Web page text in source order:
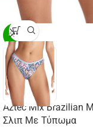
-20%
Aztec Mix Brazilian
Σλιπ Με Τύπωμα